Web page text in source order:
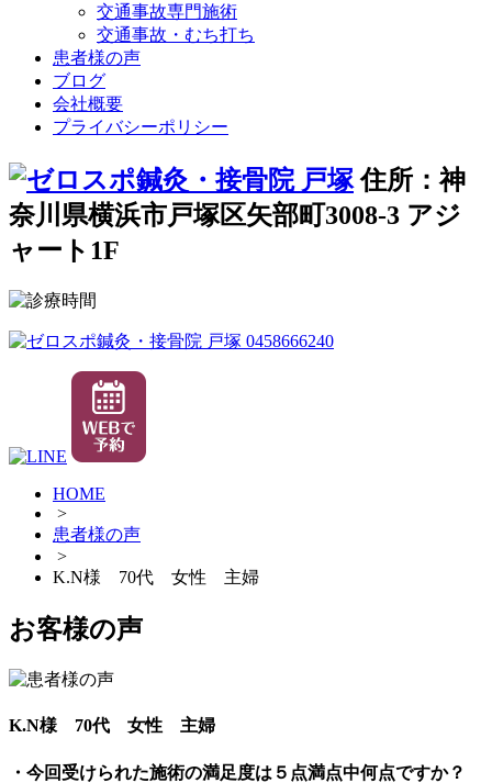
交通事故専門施術
交通事故・むち打ち
患者様の声
ブログ
会社概要
プライバシーポリシー
住所：神
奈川県横浜市戸塚区矢部町3008-3 アジ
ャート1F
HOME
>
患者様の声
>
K.N様 70代 女性 主婦
お客様の声
K.N様 70代 女性 主婦
・今回受けられた施術の満足度は５点満点中何点ですか？